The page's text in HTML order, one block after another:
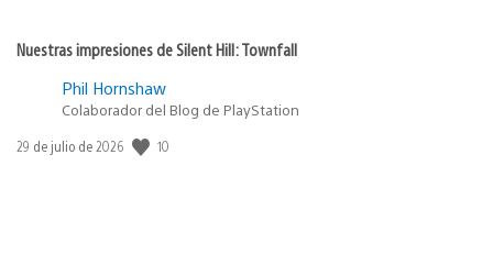
Nuestras impresiones de Silent Hill: Townfall
Phil Hornshaw
Colaborador del Blog de PlayStation
Fecha
29 de julio de 2026 10